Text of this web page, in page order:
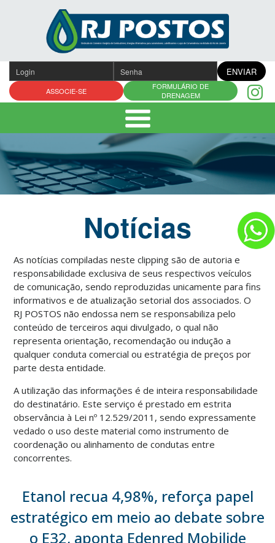
conteúdo
ENVIAR
ASSOCIE-SE
FORMULÁRIO DE
DRENAGEM
Notícias
As notícias compiladas neste clipping são de autoria e
responsabilidade exclusiva de seus respectivos veículos
de comunicação, sendo reproduzidas unicamente para fins
informativos e de atualização setorial dos associados. O
RJ POSTOS não endossa nem se responsabiliza pelo
conteúdo de terceiros aqui divulgado, o qual não
representa orientação, recomendação ou indução a
qualquer conduta comercial ou estratégia de preços por
parte desta entidade.
A utilização das informações é de inteira responsabilidade
do destinatário. Este serviço é prestado em estrita
observância à Lei nº 12.529/2011, sendo expressamente
vedado o uso deste material como instrumento de
coordenação ou alinhamento de condutas entre
concorrentes.
Etanol recua 4,98%, reforça papel
estratégico em meio ao debate sobre
o E32, aponta Edenred Mobilide